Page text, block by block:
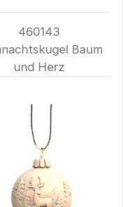
460143
Baum
und Herz